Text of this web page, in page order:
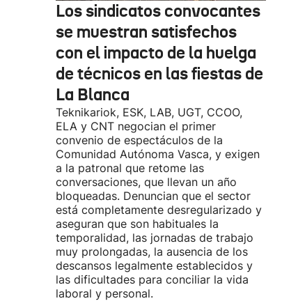
Los sindicatos convocantes
se muestran satisfechos
con el impacto de la huelga
de técnicos en las fiestas de
La Blanca
Teknikariok, ESK, LAB, UGT, CCOO,
ELA y CNT negocian el primer
convenio de espectáculos de la
Comunidad Autónoma Vasca, y exigen
a la patronal que retome las
conversaciones, que llevan un año
bloqueadas. Denuncian que el sector
está completamente desregularizado y
aseguran que son habituales la
temporalidad, las jornadas de trabajo
muy prolongadas, la ausencia de los
descansos legalmente establecidos y
las dificultades para conciliar la vida
laboral y personal.